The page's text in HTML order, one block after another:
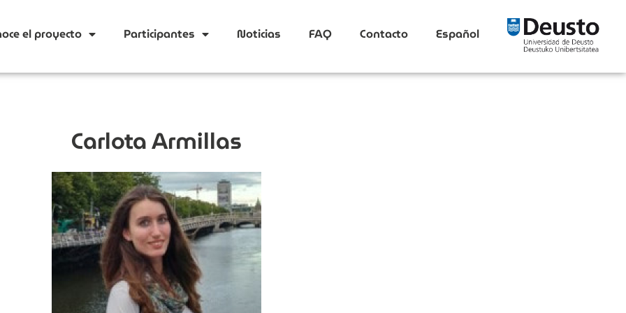
el proyecto Participantes Noticias FAQ Contacto Español
Carlota Armillas